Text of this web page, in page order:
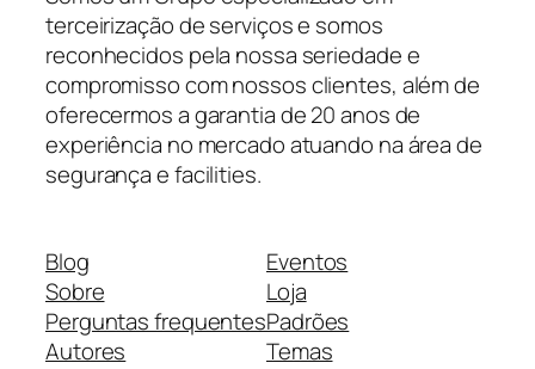
terceirização de serviços e somos
reconhecidos pela nossa seriedade e
compromisso com nossos clientes, além de
oferecermos a garantia de 20 anos de
experiência no mercado atuando na área de
segurança e facilities.
Blog
Sobre
Perguntas frequentes
Autores
Eventos
Loja
Padrões
Temas